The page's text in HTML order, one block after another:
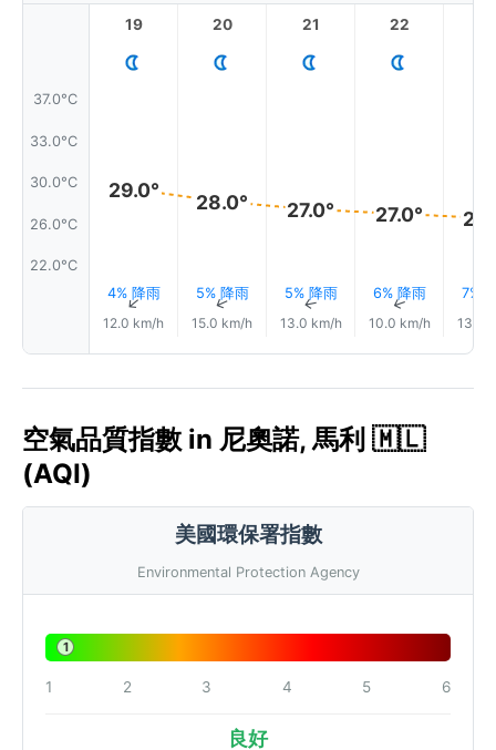
37.0°C
33.0°C
30.0°C
26.0°C
22.0°C
19
29.0°
4% 降雨
↑
12.0 km/h
20
28.0°
5% 降雨
↑
15.0 km/h
21
27.0°
5% 降雨
↑
13.0 km/h
22
27.0°
6% 降雨
↑
10.0 km/h
7%
13.0
空氣品質指數 in 尼奧諾, 馬利 🇲🇱
(AQI)
美國環保署指數
Environmental Protection Agency
1
1 2 3 4 5 6
良好